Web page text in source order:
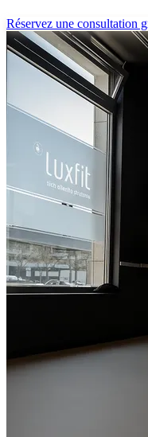
Réservez une consultation